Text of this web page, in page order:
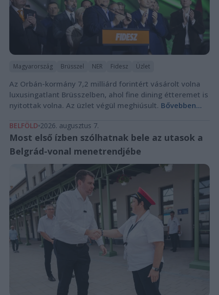
Magyarország Brüsszel NER Fidesz Üzlet
Az Orbán-kormány 7,2 milliárd forintért vásárolt volna
luxusingatlant Brüsszelben, ahol fine dining étteremet is
nyitottak volna. Az üzlet végül meghiúsult. Bővebben...
BELFÖLD 2026. augusztus 7.
Most első ízben szólhatnak bele az utasok a
Belgrád-vonal menetrendjébe